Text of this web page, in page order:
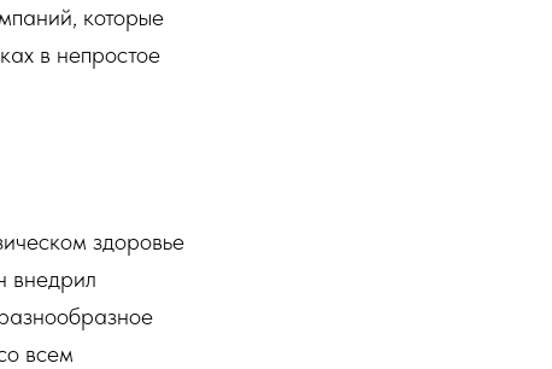
которые
в непростое
здоровье
внедрил
всем